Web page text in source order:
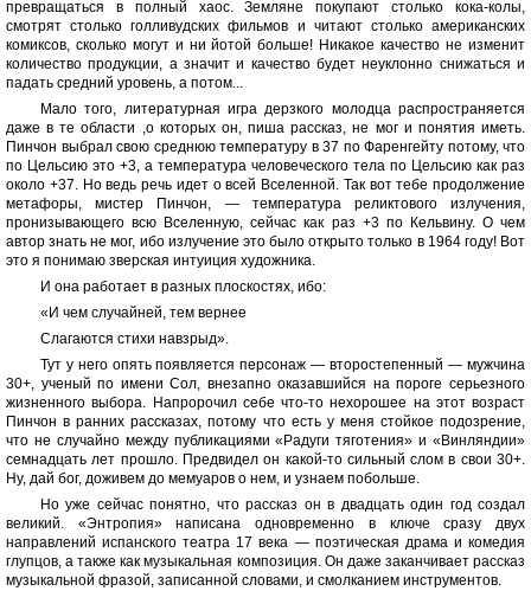
превращаться в полный хаос. Земляне покупают столько кока-колы,
смотрят столько голливудских фильмов и читают столько американских
комиксов, сколько могут и ни йотой больше! Никакое качество не изменит
количество продукции, а значит и качество будет неуклонно снижаться и
падать средний уровень, а потом...
Мало того, литературная игра дерзкого молодца распространяется
даже в те области ,о которых он, пиша рассказ, не мог и понятия иметь.
Пинчон выбрал свою среднюю температуру в 37 по Фаренгейту потому, что
по Цельсию это +3, а температура человеческого тела по Цельсию как раз
около +37. Но ведь речь идет о всей Вселенной. Так вот тебе продолжение
метафоры, мистер Пинчон, — температура реликтового излучения,
пронизывающего всю Вселенную, сейчас как раз +3 по Кельвину. О чем
автор знать не мог, ибо излучение это было открыто только в 1964 году! Вот
это я понимаю зверская интуиция художника.
И она работает в разных плоскостях, ибо:
«И чем случайней, тем вернее
Слагаются стихи навзрыд».
Тут у него опять появляется персонаж — второстепенный — мужчина
30+, ученый по имени Сол, внезапно оказавшийся на пороге серьезного
жизненного выбора. Напророчил себе что-то нехорошее на этот возраст
Пинчон в ранних рассказах, потому что есть у меня стойкое подозрение,
что не случайно между публикациями «Радуги тяготения» и «Винляндии»
семнадцать лет прошло. Предвидел он какой-то сильный слом в свои 30+.
Ну, дай бог, доживем до мемуаров о нем, и узнаем побольше.
Но уже сейчас понятно, что рассказ он в двадцать один год создал
великий. «Энтропия» написана одновременно в ключе сразу двух
направлений испанского театра 17 века — поэтическая драма и комедия
глупцов, а также как музыкальная композиция. Он даже заканчивает рассказ
музыкальной фразой, записанной словами, и смолканием инструментов.